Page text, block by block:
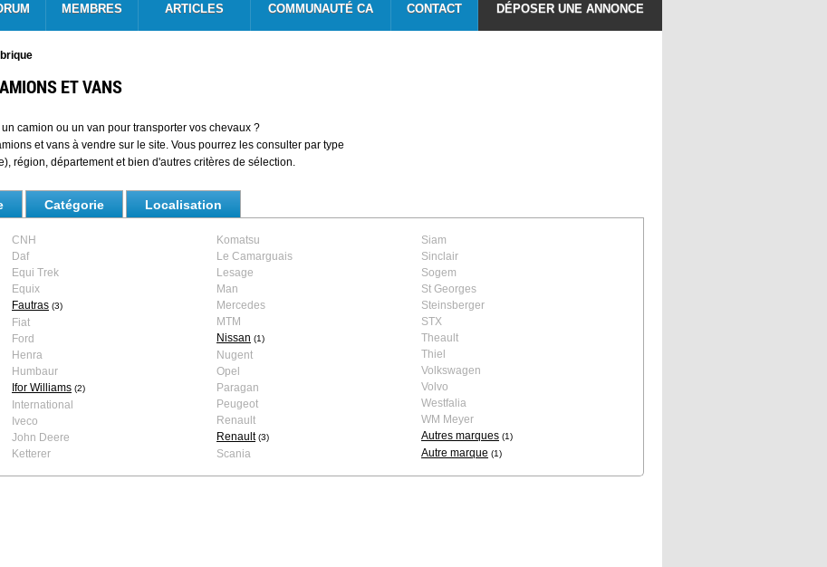
MEMBRES ARTICLES COMMUNAUTÉ CA CONTACT DÉPOSER UNE ANNONCE
ET VANS
camion ou un van pour transporter vos chevaux ?
et vans à vendre sur le site. Vous pourrez les consulter par type
région, département et bien d'autres critères de sélection.
Catégorie Localisation
CNH
Daf
Equi Trek
Equix
Fautras (3)
Fiat
Ford
Henra
Humbaur
Ifor Williams (2)
International
Iveco
John Deere
Ketterer
Komatsu
Le Camarguais
Lesage
Man
Mercedes
MTM
Nissan (1)
Nugent
Opel
Paragan
Peugeot
Renault
Renault (3)
Scania
Siam
Sinclair
Sogem
St Georges
Steinsberger
STX
Theault
Thiel
Volkswagen
Volvo
Westfalia
WM Meyer
Autres marques (1)
Autre marque (1)